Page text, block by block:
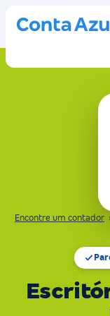
Encontre um contador ›